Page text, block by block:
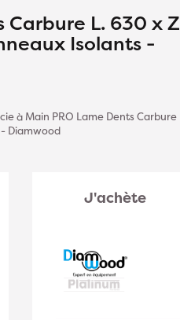
Carbure L. 630 x Z
Isolants -
à Main PRO Lame Dents Carbure
Diamwood
J'achète